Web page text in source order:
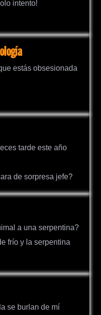
intento!
estás obsesionada
tarde este año
de sorpresa jefe?
a una serpentina?
frío y la serpentina
se burlan de mí